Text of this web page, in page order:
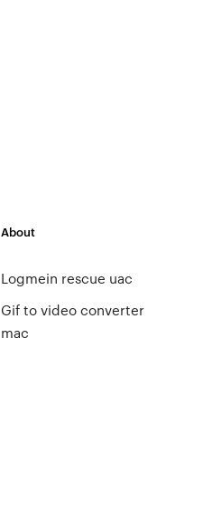
About
Logmein rescue uac
Gif to video converter
mac